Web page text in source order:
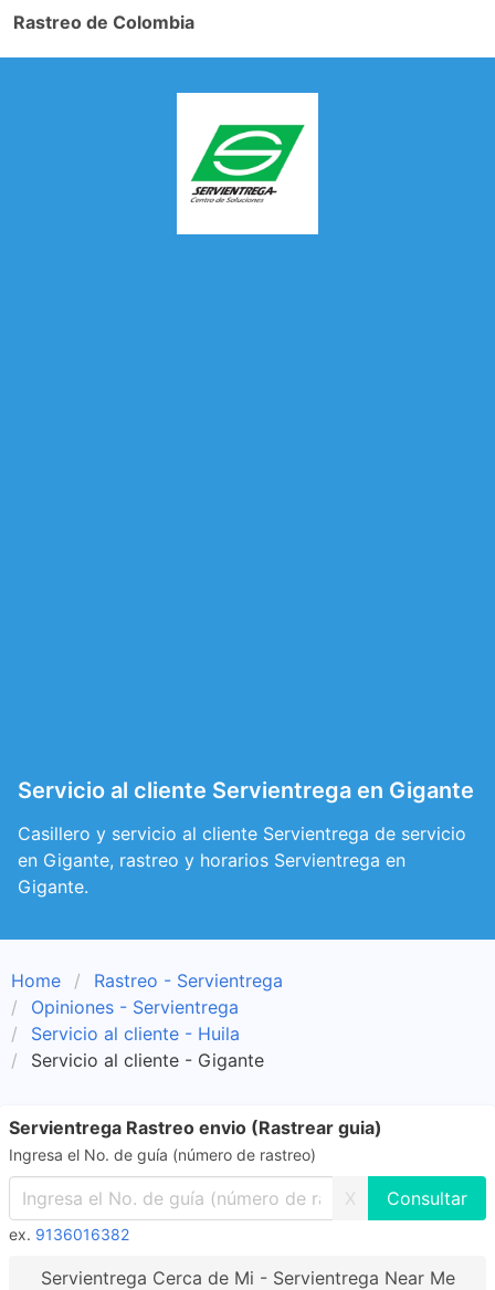
Rastreo de Colombia
Servicio al cliente Servientrega en Gigante
Casillero y servicio al cliente Servientrega de servicio
en Gigante, rastreo y horarios Servientrega en
Gigante.
Home
Rastreo - Servientrega
Opiniones - Servientrega
Servicio al cliente - Huila
Servicio al cliente - Gigante
Servientrega Rastreo envio (Rastrear guia)
Ingresa el No. de guía (número de rastreo)
X
ex. 9136016382
Servientrega Cerca de Mi - Servientrega Near Me